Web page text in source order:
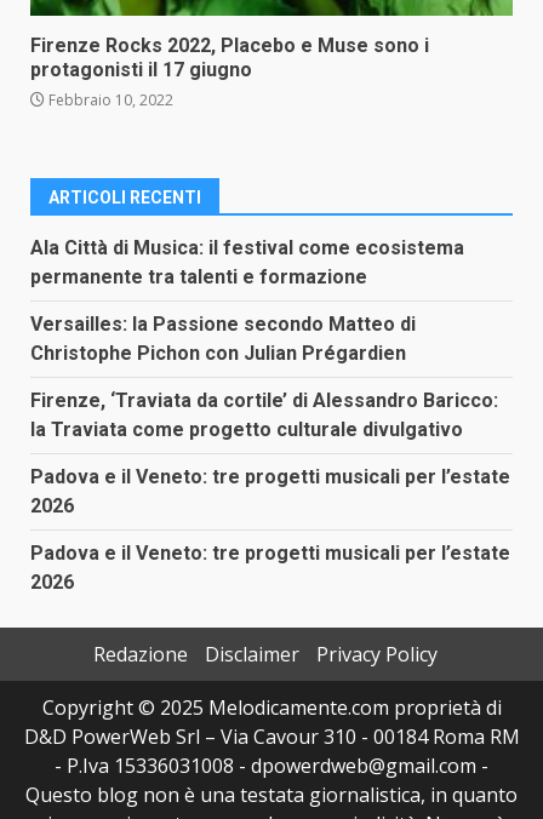
Firenze Rocks 2022, Placebo e Muse sono i
protagonisti il 17 giugno
Febbraio 10, 2022
ARTICOLI RECENTI
Ala Città di Musica: il festival come ecosistema
permanente tra talenti e formazione
Versailles: la Passione secondo Matteo di
Christophe Pichon con Julian Prégardien
Firenze, ‘Traviata da cortile’ di Alessandro Baricco:
la Traviata come progetto culturale divulgativo
Padova e il Veneto: tre progetti musicali per l’estate
2026
Padova e il Veneto: tre progetti musicali per l’estate
2026
Redazione Disclaimer
Privacy Policy
Copyright © 2025 Melodicamente.com proprietà di
D&D PowerWeb Srl – Via Cavour 310 - 00184 Roma RM
- P.Iva 15336031008 - dpowerdweb@gmail.com -
Questo blog non è una testata giornalistica, in quanto